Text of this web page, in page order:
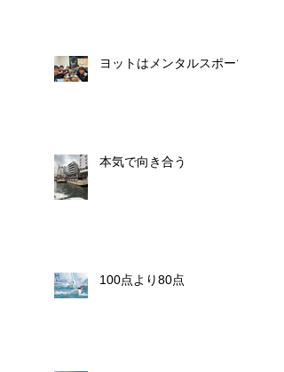
ヨットはメンタルスポーツ
本気で向き合う
100点より80点